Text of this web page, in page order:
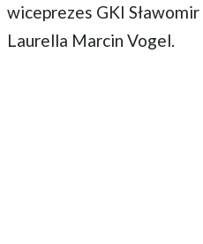
wiceprezes GKI
Laurella Marcin Vogel.